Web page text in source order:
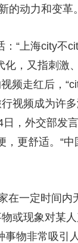
的动力和变革。
“上海city不
，又指刺激
视频走红后，
视频成为许
，外交部发
更舒适。“
在一定时间
或现象对某
事物非常吸引